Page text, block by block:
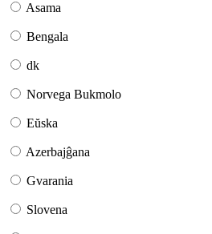
Asama
Bengala
dk
Norvega Bukmolo
Eŭska
Azerbajĝana
Gvarania
Slovena